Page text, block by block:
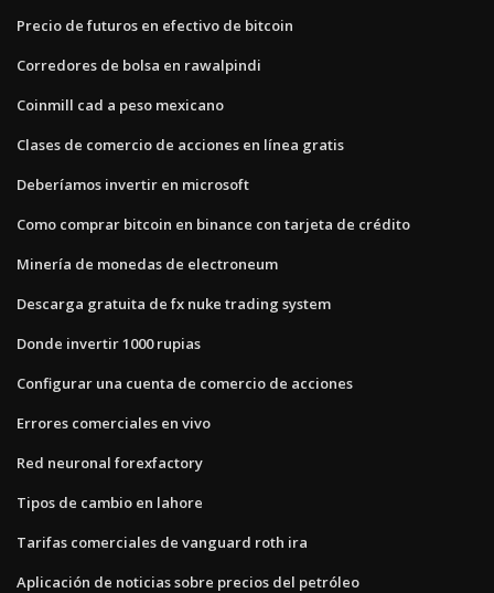
Precio de futuros en efectivo de bitcoin
Corredores de bolsa en rawalpindi
Coinmill cad a peso mexicano
Clases de comercio de acciones en línea gratis
Deberíamos invertir en microsoft
Como comprar bitcoin en binance con tarjeta de crédito
Minería de monedas de electroneum
Descarga gratuita de fx nuke trading system
Donde invertir 1000 rupias
Configurar una cuenta de comercio de acciones
Errores comerciales en vivo
Red neuronal forexfactory
Tipos de cambio en lahore
Tarifas comerciales de vanguard roth ira
Aplicación de noticias sobre precios del petróleo